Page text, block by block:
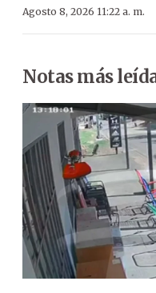
Agosto 8, 2026 11:22 a. m.
Notas más